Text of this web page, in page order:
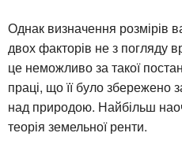
Однак визначення розмірів
двох факторів не з погляду
це неможливо за такої
праці, що її було збережено
над природою. Найбільш
теорія земельної ренти.